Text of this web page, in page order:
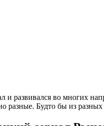
и развивался во многих
разные. Будто бы из